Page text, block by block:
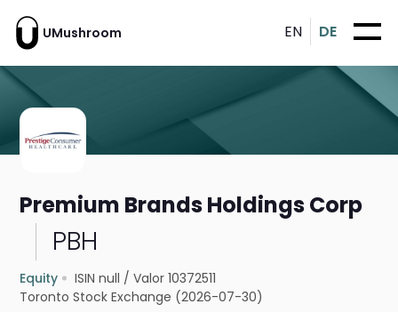
UMushroom EN DE
Premium Brands Holdings Corp
PBH
Equity ISIN null /Valor 10372511
Toronto Stock Exchange (2026-07-30)